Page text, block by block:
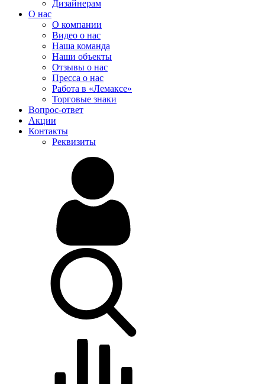
Дизайнерам
О нас
О компании
Видео о нас
Наша команда
Наши объекты
Отзывы о нас
Пресса о нас
Работа в «Лемаксе»
Торговые знаки
Вопрос-ответ
Акции
Контакты
Реквизиты